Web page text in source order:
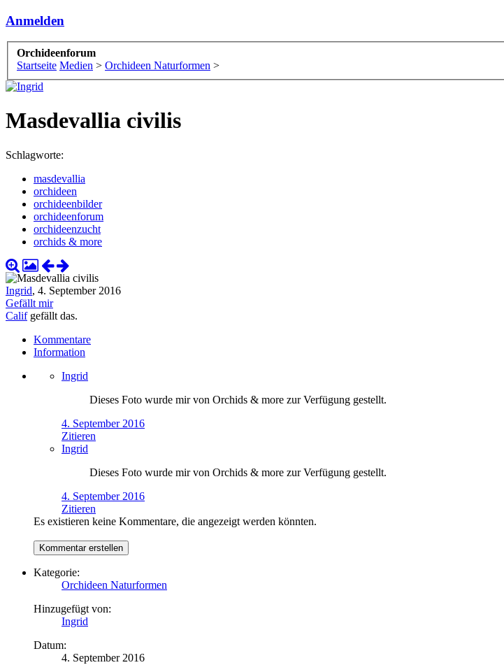
Anmelden
Orchideenforum
Startseite Medien > Orchideen Naturformen >
Masdevallia civilis
Schlagworte:
masdevallia
orchideen
orchideenbilder
orchideenforum
orchideenzucht
orchids & more
Ingrid, 4. September 2016
Gefällt mir
Califgefällt das.
Kommentare
Information
Ingrid
Dieses Foto wurde mir von Orchids & more zur Verfügung gestellt.
4. September 2016
Zitieren
Ingrid
Dieses Foto wurde mir von Orchids & more zur Verfügung gestellt.
4. September 2016
Zitieren
Es existieren keine Kommentare, die angezeigt werden könnten.
Kategorie:
Orchideen Naturformen
Hinzugefügt von:
Ingrid
Datum:
4. September 2016